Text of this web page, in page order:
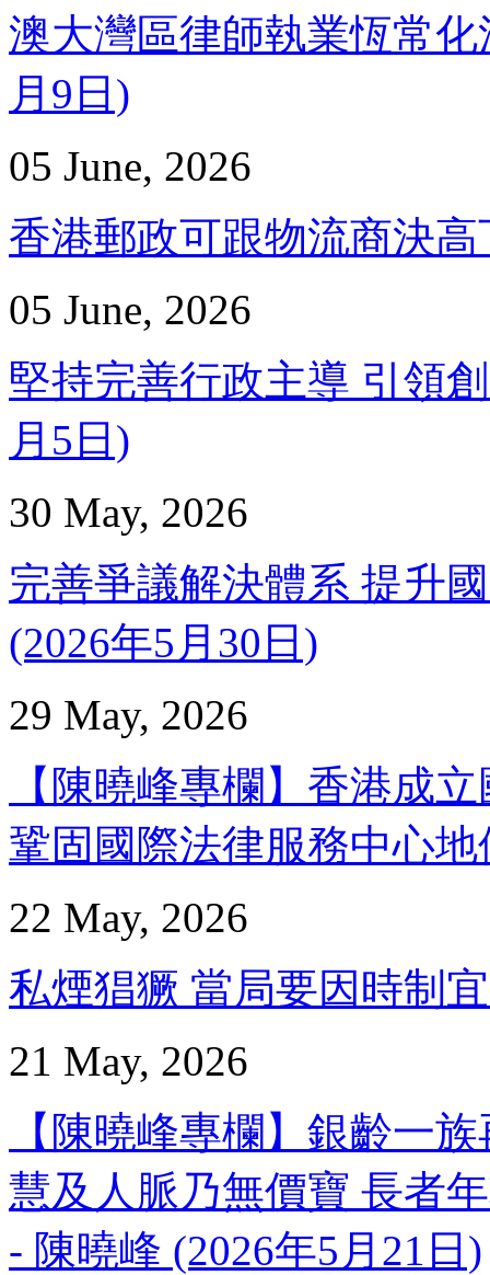
澳大灣區律師執業恆常
月9日)
05 June, 2026
香港郵政可跟物流商決
05 June, 2026
堅持完善行政主導 引領
月5日)
30 May, 2026
完善爭議解決體系 提升
(2026年5月30日)
29 May, 2026
【陳曉峰專欄】香港成
鞏固國際法律服務中心
22 May, 2026
私煙猖獗 當局要因時制
21 May, 2026
【陳曉峰專欄】銀齡一
慧及人脈乃無價寶 長者
- 陳曉峰 (2026年5月21日)